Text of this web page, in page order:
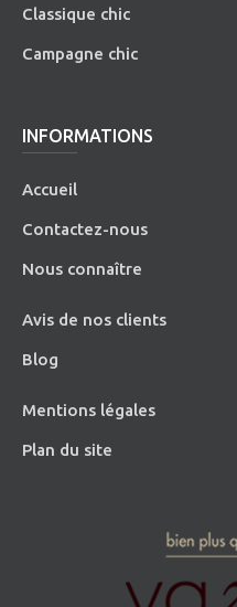
Classique chic
Campagne chic
INFORMATIONS
Accueil
Contactez-nous
Nous connaître
Avis de nos clients
Blog
Mentions légales
Plan du site